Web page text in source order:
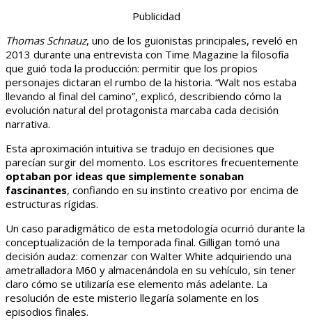
Publicidad
Thomas Schnauz, uno de los guionistas principales, reveló en
2013 durante una entrevista con Time Magazine la filosofía
que guió toda la producción: permitir que los propios
personajes dictaran el rumbo de la historia. “Walt nos estaba
llevando al final del camino”, explicó, describiendo cómo la
evolución natural del protagonista marcaba cada decisión
narrativa.
Esta aproximación intuitiva se tradujo en decisiones que
parecían surgir del momento. Los escritores frecuentemente
optaban por ideas que simplemente sonaban
fascinantes, confiando en su instinto creativo por encima de
estructuras rígidas.
Un caso paradigmático de esta metodología ocurrió durante la
conceptualización de la temporada final. Gilligan tomó una
decisión audaz: comenzar con Walter White adquiriendo una
ametralladora M60 y almacenándola en su vehículo, sin tener
claro cómo se utilizaría ese elemento más adelante. La
resolución de este misterio llegaría solamente en los
episodios finales.